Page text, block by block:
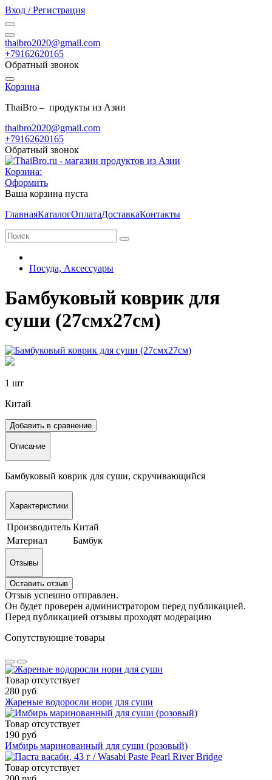
Вход / Регистрация
thaibro2020@gmail.com
+79162620165
Обратный звонок
Корзина
ThaiBro – продукты из Азии
thaibro2020@gmail.com
+79162620165
Обратный звонок
Корзина:
Оформить
Ваша корзина пуста
ГлавнаяКаталогОплатаДоставкаКонтакты
Посуда, Аксессуары
Бамбуковый коврик для
суши (27смх27см)
1 шт
Китай
Добавить в сравнение
Описание
Бамбуковый коврик для суши, скручивающийся
Характеристики
Производитель Китай
Материал
Бамбук
Отзывы
Оставить отзыв
Отзыв успешно отправлен.
Он будет проверен администратором перед публикацией.
Перед публикацией отзывы проходят модерацию
Сопутствующие товары
Товар отсутствует
280 руб
Жареные водоросли нори для суши
Товар отсутствует
190 руб
Имбирь маринованный для суши (розовый)
Товар отсутствует